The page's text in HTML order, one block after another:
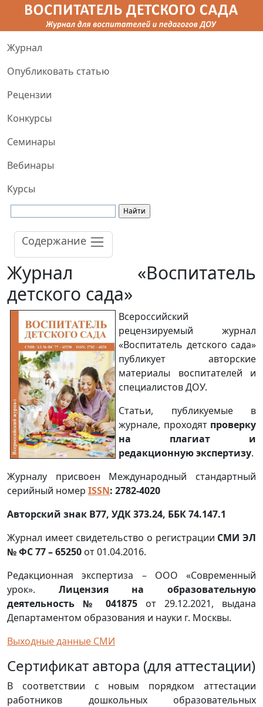
Журнал
Опубликовать статью
Рецензии
Конкурсы
Семинары
Вебинары
Курсы
Содержание
Журнал «Воспитатель
детского сада»
Всероссийский
рецензируемый журнал
«Воспитатель детского сада»
публикует авторские
материалы воспитателей и
специалистов ДОУ.
Статьи, публикуемые в
журнале, проходят проверку
на плагиат и
редакционную экспертизу.
Журналу присвоен Международный стандартный
серийный номер ISSN: 2782-4020
Авторский знак В77, УДК 373.24, ББК 74.147.1
Журнал имеет свидетельство о регистрации СМИ ЭЛ
№ ФС 77 – 65250 от 01.04.2016.
Редакционная экспертиза – ООО «Современный
урок». Лицензия на образовательную
деятельность № 041875 от 29.12.2021, выдана
Департаментом образования и науки г. Москвы.
Выходные данные СМИ
Сертификат автора (для аттестации)
В соответствии с новым порядком аттестации
работников дошкольных образовательных